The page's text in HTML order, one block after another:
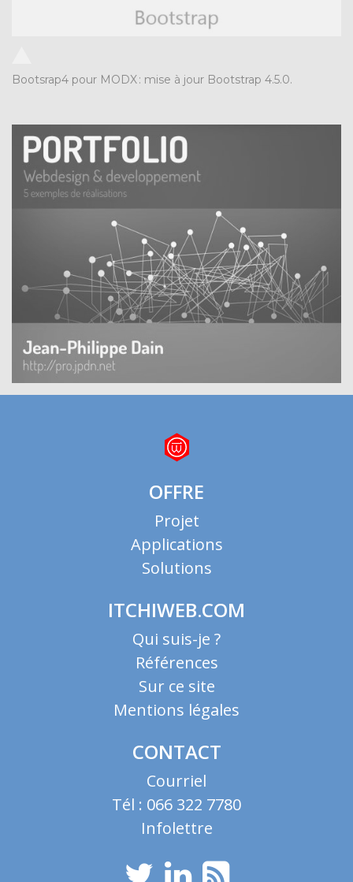
Bootsrap4 pour MODX: mise à jour Bootstrap 4.5.0.
OFFRE
Projet
Applications
Solutions
ITCHIWEB.COM
Qui suis-je ?
Références
Sur ce site
Mentions légales
CONTACT
Courriel
Tél : 066 322 7780
Infolettre